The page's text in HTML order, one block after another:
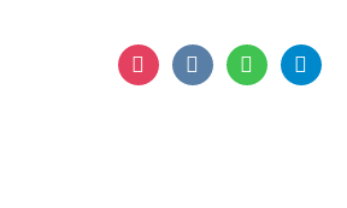
instagramvkontaktewhatsapptelegram